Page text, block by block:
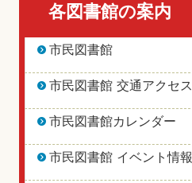
各図書館の案内
市民図書館
市民図書館 交通アクセス
市民図書館カレンダー
市民図書館 イベント情報